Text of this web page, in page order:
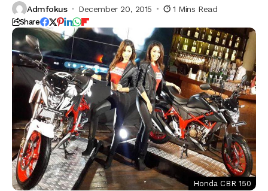
Admfokus December 20, 2015 1 Mins Read
Share
Honda CBR 150